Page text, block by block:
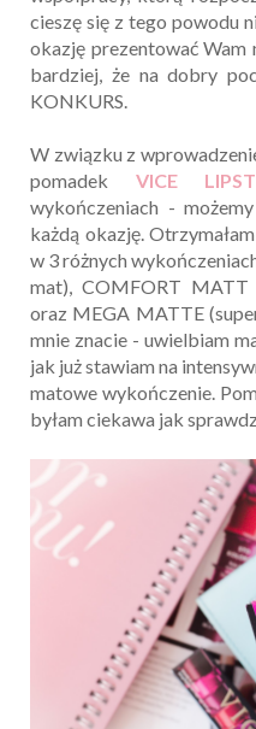
cieszę się z tego powodu
okazję prezentować Wam
bardziej, że na dobry
KONKURS.
W związku z
pomadek VICE
wykończeniach -
każdą okazję.
w 3 różnych
mat), COMFORT
oraz MEGA MATTE
mnie znacie - uwielbiam
jak już stawiam na
matowe wykończenie.
byłam ciekawa jak